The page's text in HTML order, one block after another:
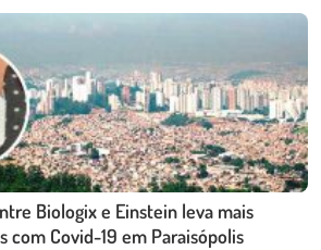
Biologix e Einstein leva mais
com Covid-19 em Paraisópolis